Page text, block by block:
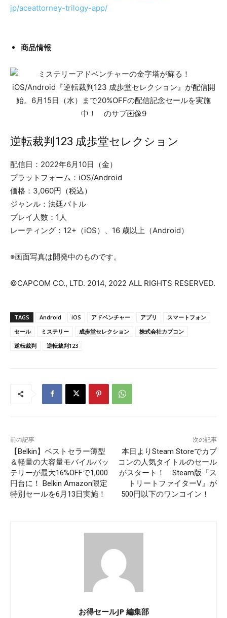
jp/aceattorney-trilogy-app/
商品情報
逆転裁判123 成歩堂セレクション
配信日：2022年6月10日（金）
プラットフォーム：iOS/Android
価格：3,060円（税込）
ジャンル：法廷バトル
プレイ人数：1人
レーティング：12+（iOS）、16 歳以上（Android）
※画面写真は開発中のものです。
©CAPCOM CO., LTD. 2014, 2022 ALL RIGHTS RESERVED.
TAGS Android iOS アドベンチャー アプリ
スマートフォン
セール
ミステリー 成歩堂セレクション
株式会社カプコン
逆転裁判
逆転裁判123
前の記事
【Belkin】ベストセラー薄型
＆軽量の大容量モバイルバッ
テリーが最大16%OFFで1,000
円台に！ Belkin Amazon限定
特別セールを6月13日実施！
次の記事
本日よりSteam Storeでカプ
コンの人気タイトルのセール
がスタート！ Steam版『ス
トリートファイターV』が
500円以下のワンコイン！
お得セールJP 編集部